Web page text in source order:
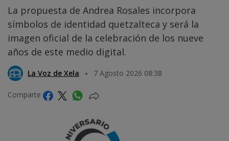
La propuesta de Andrea Rosales incorpora
símbolos de identidad quetzalteca y será la
imagen oficial de la celebración de los nueve
años de este medio digital.
La Voz de Xela 7 Agosto 2026 08:38
Comparte